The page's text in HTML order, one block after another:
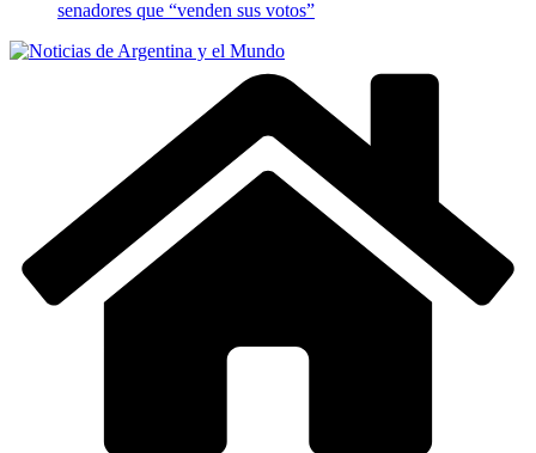
senadores que “venden sus votos”